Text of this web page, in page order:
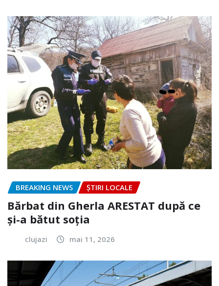
BREAKING NEWS ȘTIRI LOCALE
Bărbat din Gherla ARESTAT după ce
și-a bătut soția
clujazi mai 11, 2026